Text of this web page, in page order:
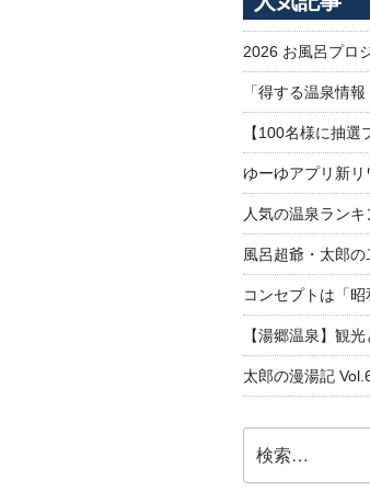
2026 お風呂プロ
「得する温泉情
【100名様に抽
ゆーゆアプリ新
人気の温泉ラン
風呂超爺・太郎
コンセプトは「
【湯郷温泉】観
太郎の漫湯記
索: